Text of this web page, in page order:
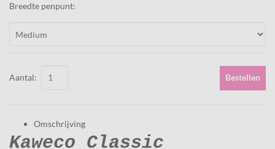
Breedte penpunt:
Aantal: Bestellen
Omschrijving
Kaweco Classic